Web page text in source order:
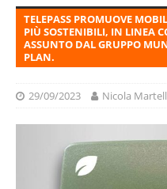
TELEPASS PROMUOVE
PIÙ SOSTENIBILI, IN LINEA
ASSUNTO DAL GRUPPO
PLAN.
29/09/2023 Nicola